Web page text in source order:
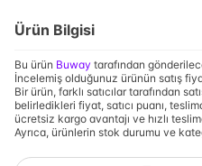
Ürün Bilgisi
Bu ürün Buway tarafından
İncelemiş olduğunuz ürünün satış
Bir ürün, farklı satıcılar tarafından
belirledikleri fiyat, satıcı puanı,
ücretsiz kargo avantajı ve hızlı
Ayrıca, ürünlerin stok durumu ve